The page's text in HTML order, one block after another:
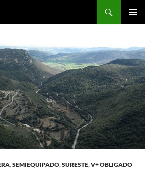
,SEMIEQUIPADO,SURESTE,V+ OBLIGADO